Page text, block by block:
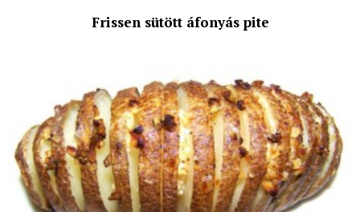
Frissen sütött áfonyás pite